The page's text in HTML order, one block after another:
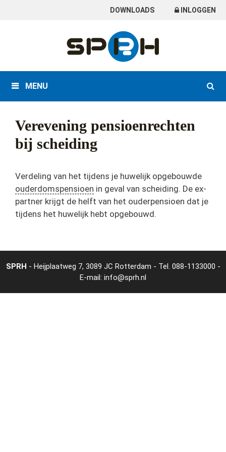
DOWNLOADS INLOGGEN
MENU
Verevening pensioenrechten
bij scheiding
Verdeling van het tijdens je huwelijk opgebouwde
ouderdomspensioen in geval van scheiding. De ex-
partner krijgt de helft van het ouderpensioen dat je
tijdens het huwelijk hebt opgebouwd.
SPRH - Heijplaatweg 7, 3089 JC Rotterdam - Tel. 088-1133000 -
E-mail: info@sprh.nl